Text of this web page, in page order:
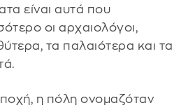
είναι αυτά που
οι αρχαιολόγοι,
τα παλαιότερα και τα
η πόλη ονομαζόταν